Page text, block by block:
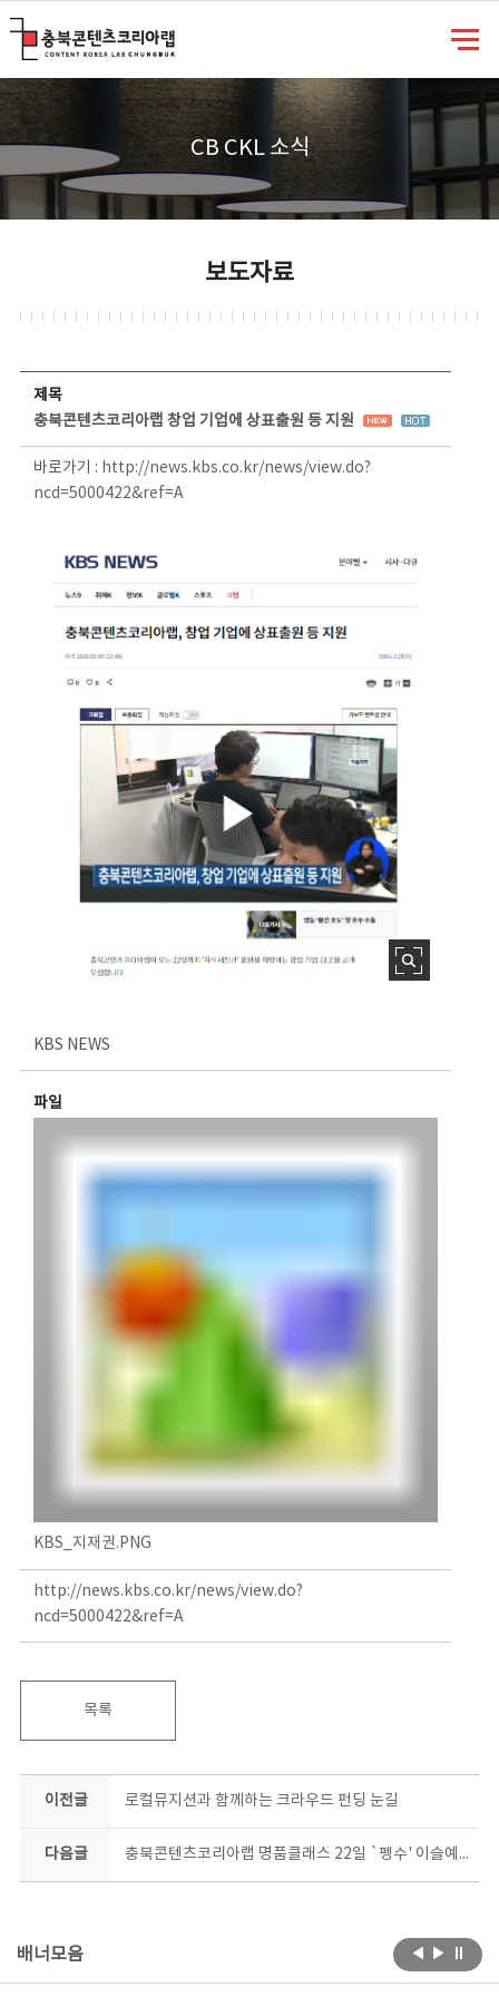
CB CKL 소식
보도자료
제목
충북콘텐츠코리아랩 창업 기업에 상표출원 등 지원
바로가기 : http://news.kbs.co.kr/news/view.do?
ncd=5000422&ref=A
KBS NEWS
파일
KBS_지재권.PNG
http://news.kbs.co.kr/news/view.do?
ncd=5000422&ref=A
목록
이전글 로컬뮤지션과 함께하는 크라우드 펀딩 눈길
다음글 충북콘텐츠코리아랩 명품클래스 22일 `펭수' 이슬예나 PD 등 특강
배너모음